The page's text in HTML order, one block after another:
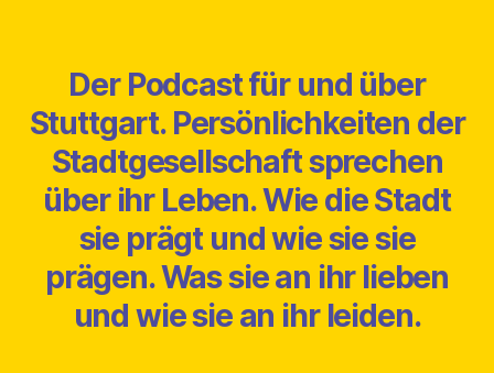
Der Podcast für und über
Stuttgart. Persönlichkeiten der
Stadtgesellschaft sprechen
über ihr Leben. Wie die Stadt
sie prägt und wie sie sie
prägen. Was sie an ihr lieben
und wie sie an ihr leiden.